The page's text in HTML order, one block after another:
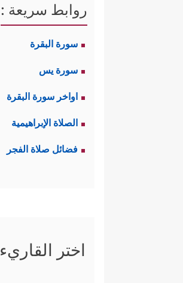
روابط سريعة :
سورة البقرة
سورة يس
اواخر سورة البقرة
الصلاة الإبراهيمية
فضائل صلاة الفجر
اختر القاريء